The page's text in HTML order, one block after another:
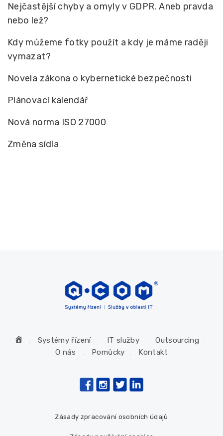
Nejčastější chyby a omyly v GDPR. Aneb pravda
nebo lež?
Kdy můžeme fotky použít a kdy je máme raději
vymazat?
Novela zákona o kybernetické bezpečnosti
Plánovací kalendář
Nová norma ISO 27000
Změna sídla
Systémy řízení IT služby
Outsourcing
O nás
Pomůcky Kontakt
Zásady zpracování osobních údajů